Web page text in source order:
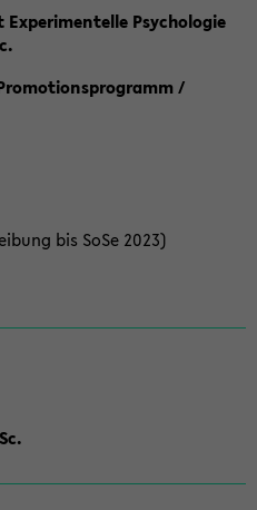
Psychologie
/
bis SoSe 2023)